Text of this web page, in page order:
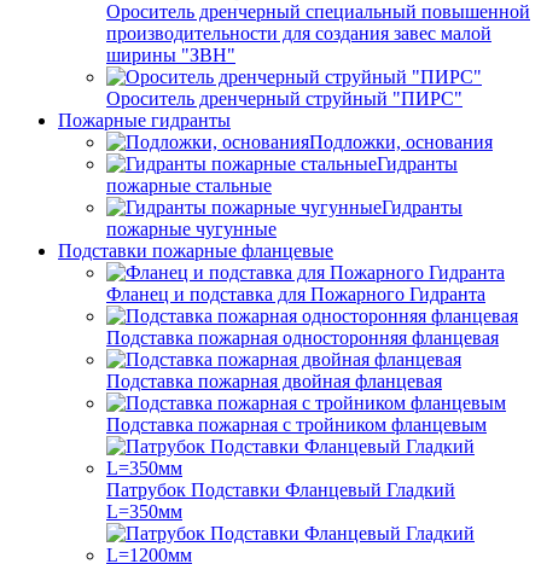
Ороситель дренчерный специальный повышенной
производительности для создания завес малой
ширины "ЗВН"
Ороситель дренчерный струйный "ПИРС"
Пожарные гидранты
Подложки, основания
Гидранты
пожарные стальные
Гидранты
пожарные чугунные
Подставки пожарные фланцевые
Фланец и подставка для Пожарного Гидранта
Подставка пожарная односторонняя фланцевая
Подставка пожарная двойная фланцевая
Подставка пожарная с тройником фланцевым
Патрубок Подставки Фланцевый Гладкий
L=350мм